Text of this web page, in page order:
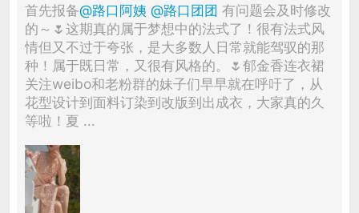
首先报备@路口阿姨 @路口团团 有问题会及时修改
的～🌷这期真的属于梦想中的法式了！很有法式风
情但又不过于夸张，是大多数人日常就能驾驭的那
种！属于既日常，又很有风格的。🌷郁金香连衣裙
关注weibo和老粉群的妹子们早早就在呼吁了，从
花型设计到面料订染到改版到出成衣，大家真的久
等啦！夏 ...